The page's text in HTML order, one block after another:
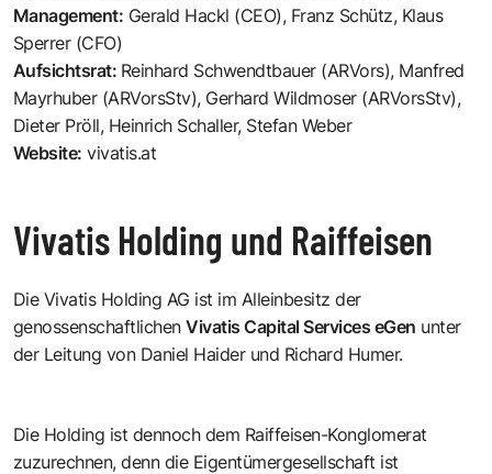
Management: Gerald Hackl (CEO), Franz Schütz, Klaus
Sperrer (CFO)
Aufsichtsrat: Reinhard Schwendtbauer (ARVors), Manfred
Mayrhuber (ARVorsStv), Gerhard Wildmoser (ARVorsStv),
Dieter Pröll, Heinrich Schaller, Stefan Weber
Website: vivatis.at
Vivatis Holding und Raiffeisen
Die Vivatis Holding AG ist im Alleinbesitz der
genossenschaftlichenVivatis Capital Services eGen unter
der Leitung von Daniel Haider und Richard Humer.
Die Holding ist dennoch dem Raiffeisen-Konglomerat
zuzurechnen, denn die Eigentümergesellschaft ist